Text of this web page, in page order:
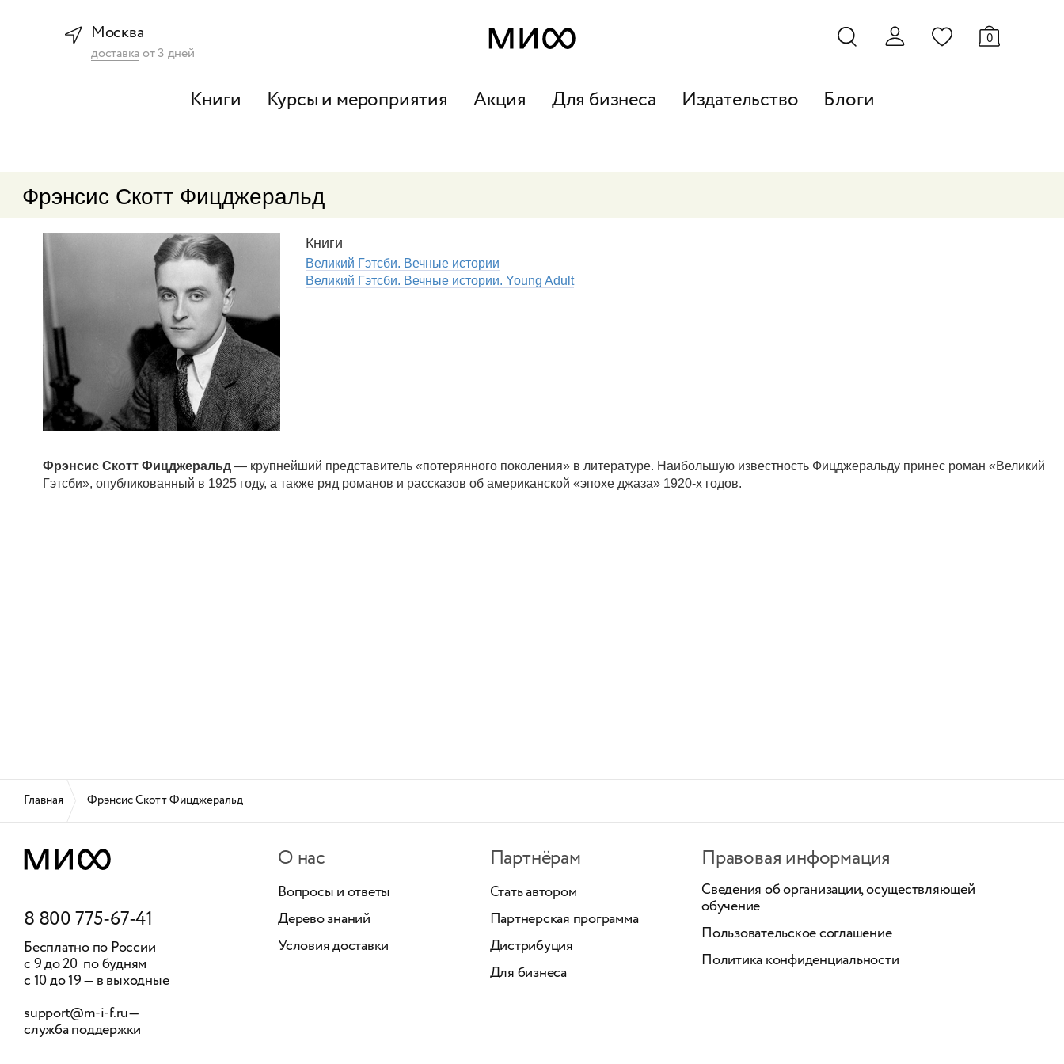
Москва
доставкаот3 дней
0
Книги Курсы и мероприятия Акция Для бизнеса Издательство Блоги
Фрэнсис Скотт Фицджеральд
Книги
Великий Гэтсби. Вечные истории
Великий Гэтсби. Вечные истории. Young Adult
Фрэнсис Скотт Фицджеральд — крупнейший представитель «потерянного поколения» в литературе. Наибольшую известность Фицджеральду принес роман «Великий
Гэтсби», опубликованный в 1925 году, а также ряд романов и рассказов об американской «эпохе джаза» 1920-х годов.
Главная Фрэнсис Скотт Фицджеральд
8 800 775-67-41
Бесплатно по России
с 9 до 20 по будням
с 10 до 19 — в выходные
support@m-i-f.ru—
служба поддержки
О нас
Вопросы и ответы
Дерево знаний
Условия доставки
Партнёрам
Стать автором
Партнерская программа
Дистрибуция
Для бизнеса
Правовая информация
Сведения об организации, осуществляющей
обучение
Пользовательское соглашение
Политика конфиденциальности